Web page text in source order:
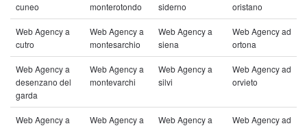
cuneo
monterotondo
siderno
oristano
Web Agency a
cutro
Web Agency a
montesarchio
Web Agency a
siena
Web Agency ad
ortona
Web Agency a
desenzano del
garda
Web Agency a
montevarchi
Web Agency a
silvi
Web Agency ad
orvieto
Web Agency a
Web Agency a
Web Agency a
Web Agency ad